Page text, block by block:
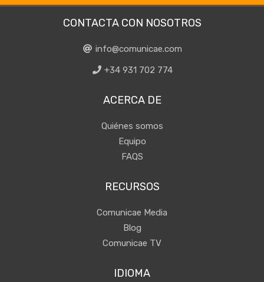
CONTACTA CON NOSOTROS
info@comunicae.com
+34 931 702 774
ACERCA DE
Quiénes somos
Equipo
FAQS
RECURSOS
Comunicae Media
Blog
Comunicae TV
IDIOMA